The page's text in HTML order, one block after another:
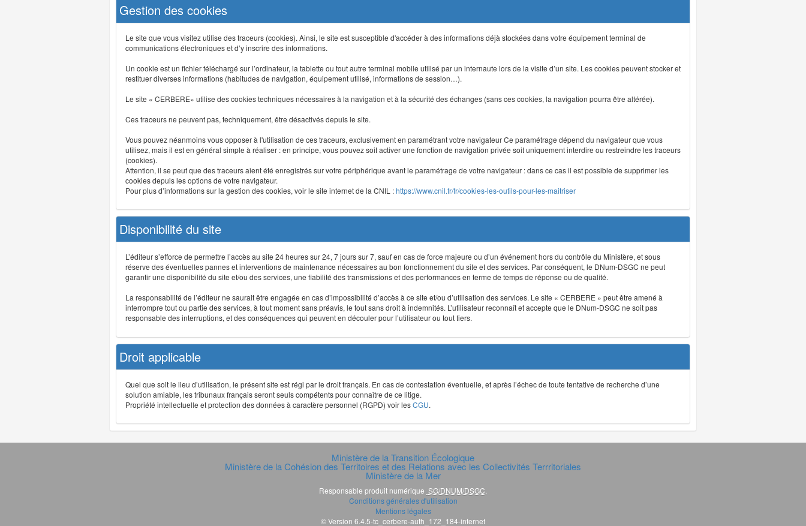
Gestion des cookies
Le site que vous visitez utilise des traceurs (cookies). Ainsi, le site est susceptible d'accéder à des informations déjà stockées dans votre équipement terminal de
communications électroniques et d’y inscrire des informations.
Un cookie est un fichier téléchargé sur l’ordinateur, la tablette ou tout autre terminal mobile utilisé par un internaute lors de la visite d’un site. Les cookies peuvent stocker et
restituer diverses informations (habitudes de navigation, équipement utilisé, informations de session…).
Le site « CERBERE» utilise des cookies techniques nécessaires à la navigation et à la sécurité des échanges (sans ces cookies, la navigation pourra être altérée).
Ces traceurs ne peuvent pas, techniquement, être désactivés depuis le site.
Vous pouvez néanmoins vous opposer à l'utilisation de ces traceurs, exclusivement en paramétrant votre navigateur Ce paramétrage dépend du navigateur que vous
utilisez, mais il est en général simple à réaliser : en principe, vous pouvez soit activer une fonction de navigation privée soit uniquement interdire ou restreindre les traceurs
(cookies).
Attention, il se peut que des traceurs aient été enregistrés sur votre périphérique avant le paramétrage de votre navigateur : dans ce cas il est possible de supprimer les
cookies depuis les options de votre navigateur.
Pour plus d’informations sur la gestion des cookies, voir le site internet de la CNIL :https://www.cnil.fr/fr/cookies-les-outils-pour-les-maitriser
Disponibilité du site
L’éditeur s’efforce de permettre l’accès au site 24 heures sur 24, 7 jours sur 7, sauf en cas de force majeure ou d’un événement hors du contrôle du Ministère, et sous
réserve des éventuelles pannes et interventions de maintenance nécessaires au bon fonctionnement du site et des services. Par conséquent, le DNum-DSGC ne peut
garantir une disponibilité du site et/ou des services, une fiabilité des transmissions et des performances en terme de temps de réponse ou de qualité.
La responsabilité de l’éditeur ne saurait être engagée en cas d’impossibilité d’accès à ce site et/ou d’utilisation des services. Le site « CERBERE » peut être amené à
interrompre tout ou partie des services, à tout moment sans préavis, le tout sans droit à indemnités. L’utilisateur reconnaît et accepte que le DNum-DSGC ne soit pas
responsable des interruptions, et des conséquences qui peuvent en découler pour l’utilisateur ou tout tiers.
Droit applicable
Quel que soit le lieu d’utilisation, le présent site est régi par le droit français. En cas de contestation éventuelle, et après l’échec de toute tentative de recherche d’une
solution amiable, les tribunaux français seront seuls compétents pour connaître de ce litige.
Propriété intellectuelle et protection des données à caractère personnel (RGPD) voir lesCGU.
Ministère de la Transition Écologique
Ministère de la Cohésion des Territoires et des Relations avec les Collectivités Terrritoriales
Ministère de la Mer
Responsable produit numérique SG/DNUM/DSGC
Conditions générales d'utilisation
Mentions légales
© Version 6.4.5-tc_cerbere-auth_172_184-internet